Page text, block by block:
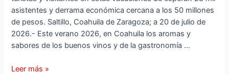
asistentes y derrama económica cercana a los 50 millones
de pesos. Saltillo, Coahuila de Zaragoza; a 20 de julio de
2026.- Este verano 2026, en Coahuila los aromas y
sabores de los buenos vinos y de la gastronomía …
Leer más »